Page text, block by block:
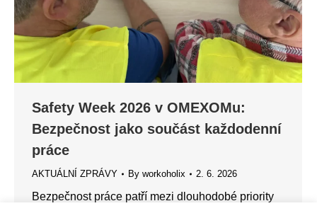
Safety Week 2026 v OMEXOMu:
Bezpečnost jako součást každodenní
práce
AKTUÁLNÍ ZPRÁVY By workoholix 2. 6. 2026
Bezpečnost práce patří mezi dlouhodobé priority